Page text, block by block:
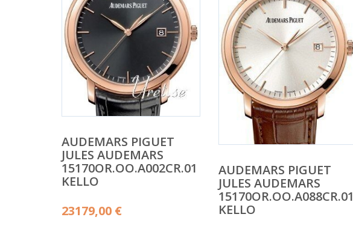
AUDEMARS PIGUET
JULES AUDEMARS
15170OR.OO.A002CR.01
KELLO
23179,00 €
AUDEMARS PIGUET
JULES AUDEMARS
15170OR.OO.A088CR.01
KELLO